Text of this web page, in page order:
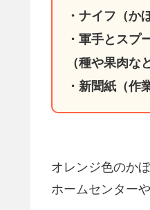
・ナイフ（か
・軍手とスプ
（種や果肉な
・新聞紙（作
オレンジ色のかぼ
ホームセンター